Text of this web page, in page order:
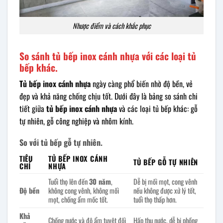
Nhược điểm và cách khắc phục
So sánh tủ bếp inox cánh nhựa với các loại tủ
bếp khác.
Tủ bếp inox cánh nhựangày càng phổ biến nhờ độ bền, vẻ
đẹp và khả năng chống chịu tốt. Dưới đây là bảng so sánh chi
tiết giữa tủ bếp inox cánh nhựavà các loại tủ bếp khác: gỗ
tự nhiên, gỗ công nghiệp và nhôm kính.
So với tủ bếp gỗ tự nhiên.
TIÊU
CHÍ
TỦ BẾP INOX CÁNH
NHỰA TỦ BẾP GỖ TỰ NHIÊN
Độ bền
Tuổi thọ lên đến30 năm,
không cong vênh, không mối
mọt, chống ẩm mốc tốt.
Dễ bị mối mọt, cong vênh
nếu không được xử lý tốt,
tuổi thọ thấp hơn.
Khả
Chống nước và độ ẩm tuyệt đối
Hấp thụ nước, dễ bị phồng